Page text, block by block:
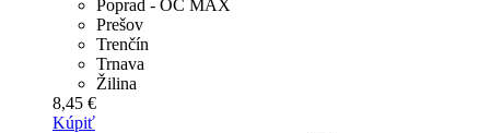
Poprad - OC MAX
Prešov
Trenčín
Trnava
Žilina
8,45 €
Kúpiť